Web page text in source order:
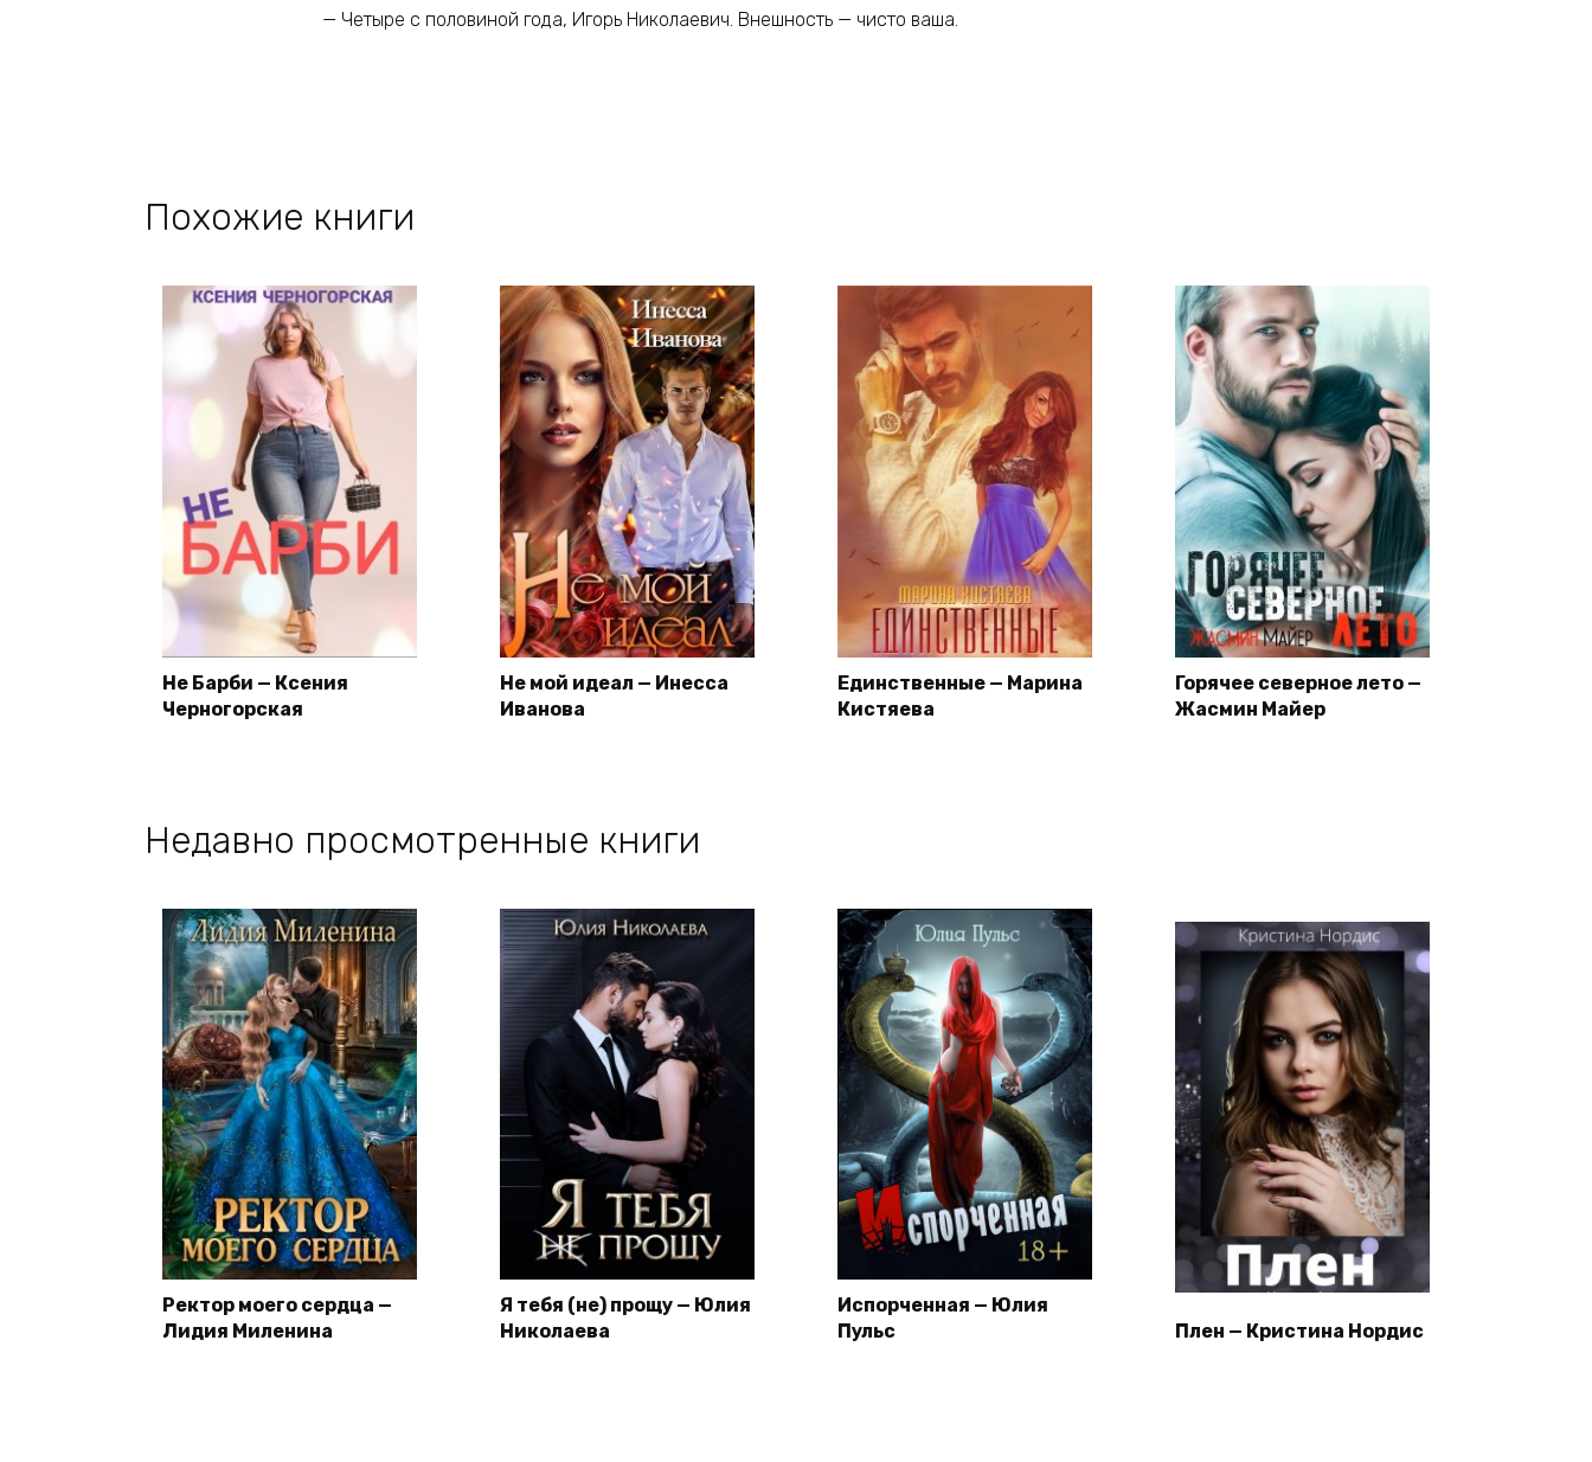
— Четыре с половиной года, Игорь Николаевич. Внешность — чисто ваша.
Похожие книги
Не Барби — Ксения
Черногорская
Не мой идеал — Инесса
Иванова
Единственные — Марина
Кистяева
Горячее северное лето —
Жасмин Майер
Недавно просмотренные книги
Ректор моего сердца —
Лидия Миленина
Я тебя (не) прощу — Юлия
Николаева
Испорченная — Юлия
Пульс
Плен — Кристина Нордис